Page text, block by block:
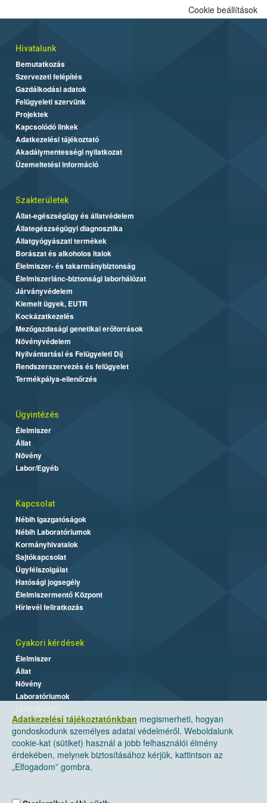
Adatkezelési tájékoztatónkban megismerheti, hogyan
gondoskodunk személyes adatai védelméről. Weboldalunk
cookie-kat (sütiket) használ a jobb felhasználói élmény
érdekében, melynek biztosításához kérjük, kattintson az
„Elfogadom” gombra.
Cookie beállítások
Hivatalunk
Bemutatkozás
Szervezeti felépítés
Gazdálkodási adatok
Felügyeleti szervünk
Projektek
Kapcsolódó linkek
Adatkezelési tájékoztató
Akadálymentességi nyilatkozat
Üzemeltetési információ
Szakterületek
Állat-egészségügy és állatvédelem
Állategészségügyi diagnosztika
Állatgyógyászati termékek
Borászat és alkoholos italok
Élelmiszer- és takarmánybiztonság
Élelmiszerlánc-biztonsági laborhálózat
Járványvédelem
Kiemelt ügyek, EUTR
Kockázatkezelés
Mezőgazdasági genetikai erőforrások
Növényvédelem
Nyilvántartási és Felügyeleti Díj
Rendszerszervezés és felügyelet
Termékpálya-ellenőrzés
Ügyintézés
Élelmiszer
Állat
Növény
Labor/Egyéb
Kapcsolat
Nébih Igazgatóságok
Nébih Laboratóriumok
Kormányhivatalok
Sajtókapcsolat
Ügyfélszolgálat
Hatósági jogsegély
Élelmiszermentő Központ
Hírlevél feliratkozás
Gyakori kérdések
Élelmiszer
Állat
Növény
Laboratóriumok